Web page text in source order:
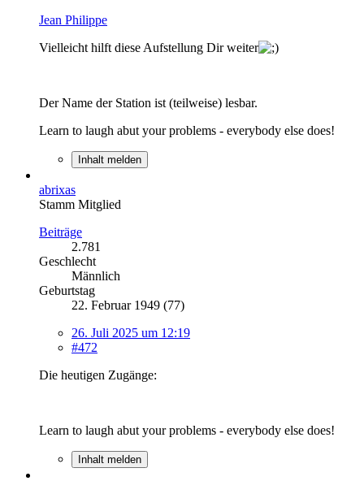
Jean Philippe
Vielleicht hilft diese Aufstellung Dir weiter
Der Name der Station ist (teilweise) lesbar.
Learn to laugh abut your problems - everybody else does!
Inhalt melden
abrixas
Stamm Mitglied
Beiträge
2.781
Geschlecht
Männlich
Geburtstag
22. Februar 1949 (77)
26. Juli 2025 um 12:19
#472
Die heutigen Zugänge:
Learn to laugh abut your problems - everybody else does!
Inhalt melden